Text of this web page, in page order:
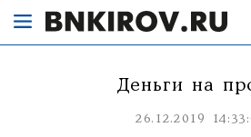
Деньги на
26.12.2019